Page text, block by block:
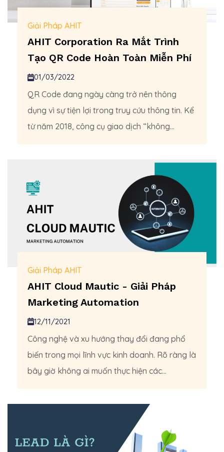
Giải Pháp AHIT
AHIT Corporation Ra Mắt Trình
Tạo QR Code Hoàn Toàn Miễn Phí
01/03/2022
QR Code đang ngày càng trở nên thông
dụng vì sự tiện lợi trong truy cứu thông tin. Kể
từ năm 2018, công cụ giao dịch “không...
Giải Pháp AHIT
AHIT Cloud Mautic - Giải Pháp
Marketing Automation
12/11/2021
Công nghệ và xu hướng thay đổi đang phổ
biến trong mọi lĩnh vực kinh doanh. Rõ ràng là
bây giờ không ai muốn thực hiện các...